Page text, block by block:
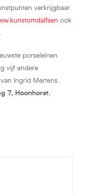
verkrijgbaar.
ook
porseleinen
vijf andere
Ingrid Mertens.
7, Hoonhorst.